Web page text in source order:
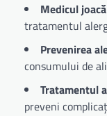
Medicul
tratamentul
Prevenirea
consumului de
Tratamentul
preveni